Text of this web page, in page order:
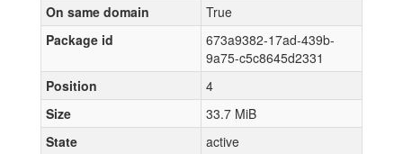
On same domain
True
Package id
673a9382-17ad-439b-
9a75-c5c8645d2331
Position
4
Size
33.7 MiB
State
active